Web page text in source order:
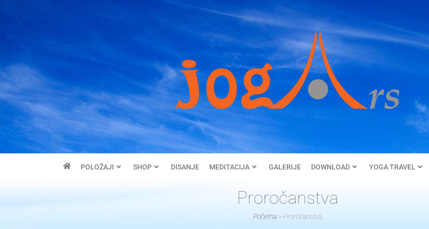
POLOŽAJI SHOP DISANJE MEDITACIJA GALERIJE DOWNLOAD YOGA TRAVEL
Proročanstva
Početna>Proročanstva